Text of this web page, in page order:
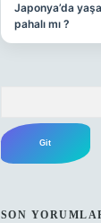
Japonya’da
pahalı mı ?
SON